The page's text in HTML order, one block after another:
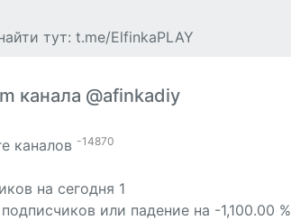
тут: t.me/ElfinkaPLAY
канала @afinkadiy
каналов -14870
на сегодня 1
подписчиков или падение на -1,100.00 %